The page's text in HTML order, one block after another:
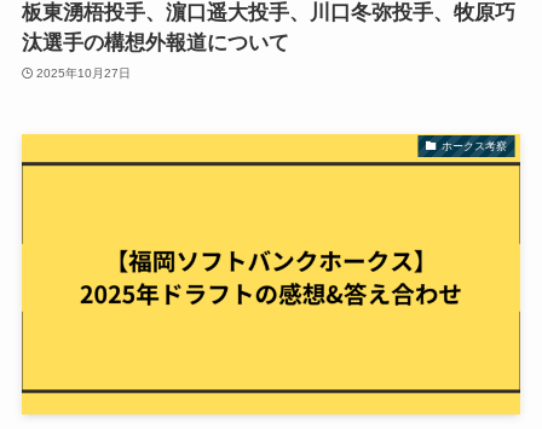
板東湧梧投手、濵口遥大投手、川口冬弥投手、牧原巧
汰選手の構想外報道について
2025年10月27日
ホークス考察